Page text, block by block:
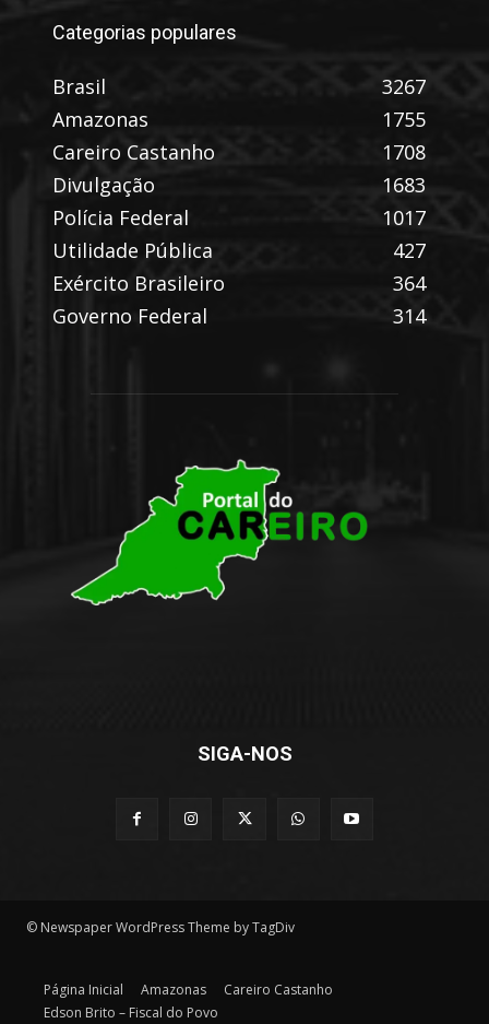
Categorias populares
Brasil
3267
Amazonas
1755
Careiro Castanho
1708
Divulgação
1683
Polícia Federal
1017
Utilidade Pública
427
Exército Brasileiro
364
Governo Federal
314
SIGA-NOS
© Newspaper WordPress Theme by TagDiv
Página Inicial Amazonas
Careiro Castanho
Edson Brito – Fiscal do Povo